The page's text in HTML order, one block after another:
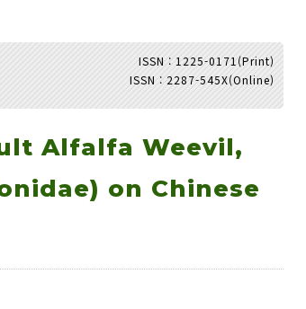
Adode Reader(link)
ISSN : 1225-0171(Print)
ISSN : 2287-545X(Online)
Alfalfa Weevil,
on Chinese